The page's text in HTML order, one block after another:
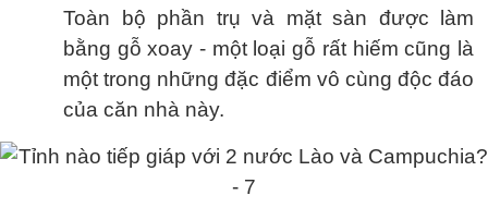
Toàn bộ phần trụ và mặt sàn được làm
bằng gỗ xoay - một loại gỗ rất hiếm cũng là
một trong những đặc điểm vô cùng độc đáo
của căn nhà này.